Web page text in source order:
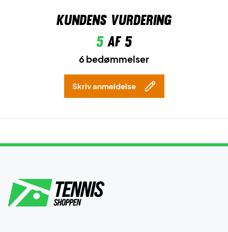
Kundens vurdering
5af 5
6 bedømmelser
Skriv anmeldelse